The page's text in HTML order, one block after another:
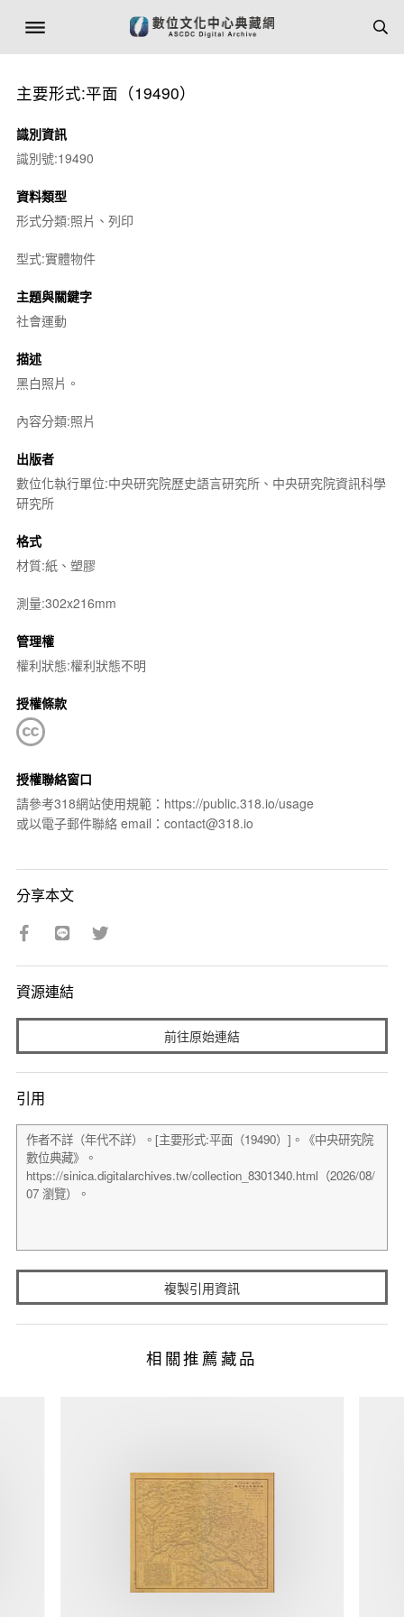
主要形式:平面（19490）
識別資訊
識別號:19490
資料類型
形式分類:照片、列印
型式:實體物件
主題與關鍵字
社會運動
描述
黑白照片。
內容分類:照片
出版者
數位化執行單位:中央研究院歷史語言研究所、中央研究院資訊科學
研究所
格式
材質:紙、塑膠
測量:302x216mm
管理權
權利狀態:權利狀態不明
授權條款
授權聯絡窗口
請參考318網站使用規範：https://public.318.io/usage
或以電子郵件聯絡 email：contact@318.io
分享本文
資源連結
前往原始連結
引用
複製引用資訊
相關推薦藏品